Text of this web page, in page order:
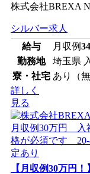
株式会社BREXA
シルバー求人
給与
月収例
勤務地
埼玉県
寮・社宅 あり（無
詳しく
見る
【月収例30万円